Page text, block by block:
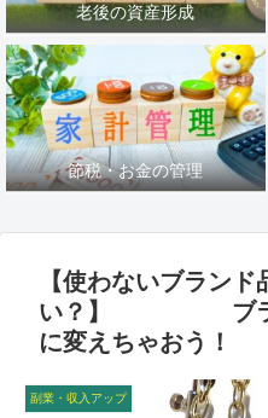
老後の資産形成
節税・お金の管理
【使わないブラン
い？】 ブラン
に変えちゃおう！
副業・収入アップ